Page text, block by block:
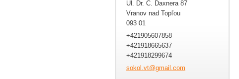
Ul. Dr. C. Daxnera 87
Vranov nad Topľou
093 01
+421905607858
+421918665637
+421918299674
sokol.vt@gmail.com